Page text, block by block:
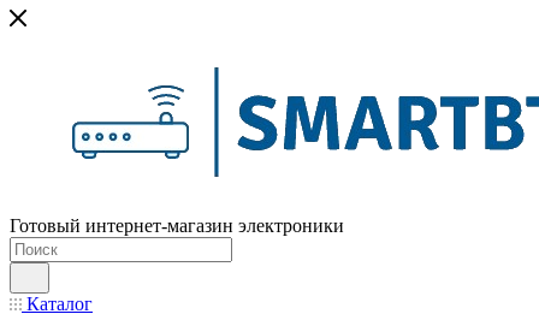
Готовый интернет-магазин электроники
Каталог